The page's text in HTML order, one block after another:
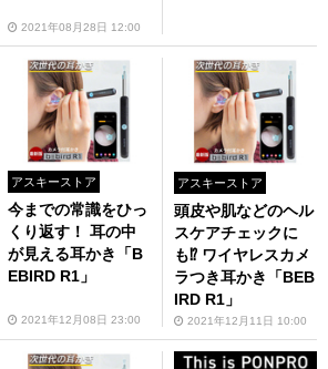
2021年08月28日 12:00
アスキーストア
今までの常識をひっ
くり返す！ 耳の中
が見える耳かき「B
EBIRD R1」
2021年12月08日 23:00
アスキーストア
頭皮や肌などのヘル
スケアチェックに
も⁉ ワイヤレスカメ
ラつき耳かき「BEB
IRD R1」
2021年12月11日 10:00